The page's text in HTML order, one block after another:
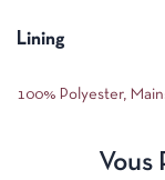
Lining
100% Polyester,
Vous